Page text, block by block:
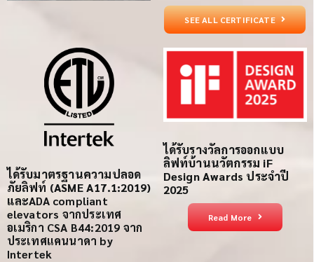
SEE ALL CERTIFICATE
ได้รับมาตรฐานความปลอด
ภัยลิฟท์ (ASME A17.1:2019)
และADA compliant
elevators จากประเทศ
อเมริกา CSA B44:2019 จาก
ประเทศแคนนาดา by
Intertek
ได้รับรางวัลการออกแบบ
ลิฟท์บ้านนวัตกรรม iF
Design Awards ประจำปี
2025
Read More